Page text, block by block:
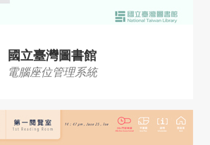
國立臺灣圖書館
電腦座位管理系統